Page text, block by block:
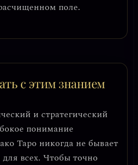
поле.
с этим знанием
и стратегический
понимание
Таро никогда не бывает
всех. Чтобы точно